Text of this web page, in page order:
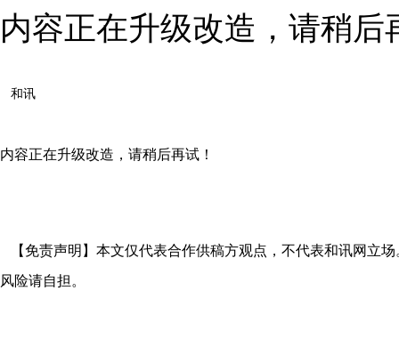
内容正在升级改造，请稍后
和讯
内容正在升级改造，请稍后再试！
【免责声明】本文仅代表合作供稿方观点，不代表和讯网立
风险请自担。